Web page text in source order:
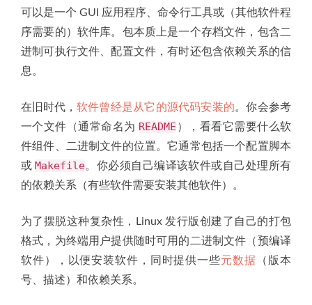
可以是一个 GUI 应用程序、命令行工具或（其他软件程
序需要的）软件库。包本质上是一个存档文件，包含二
进制可执行文件、配置文件，有时还包含依赖关系的信
息。
在旧时代， 软件曾经是从它的源代码安装的。你会参考
一个文件（通常命名为 README ），看看它需要什么软
件组件、二进制文件的位置。它通常包括一个配置脚本
或 Makefile。你必须自己编译该软件或自己处理所有
的依赖关系（有些软件需要安装其他软件）。
为了摆脱这种复杂性，Linux 发行版创建了自己的打包
格式，为终端用户提供随时可用的二进制文件（预编译
软件），以便安装软件，同时提供一些元数据 （版本
号、描述）和依赖关系。